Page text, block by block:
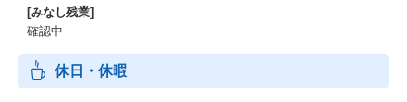
[みなし残業]
確認中
休日・休暇